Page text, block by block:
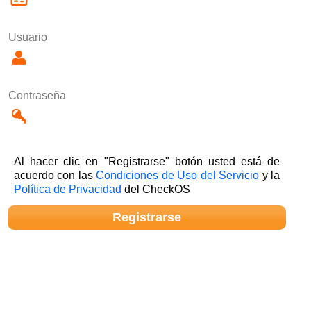
Usuario
Contraseña
Al hacer clic en "Registrarse" botón usted está de
acuerdo con lasCondiciones de Uso del Servicio y la
Política de Privacidad del CheckOS